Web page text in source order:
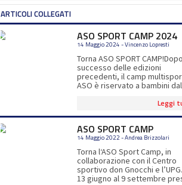
ARTICOLI COLLEGATI
ASO SPORT CAMP 2024
14 Maggio 2024 - Vincenzo Lopresti
Torna ASO SPORT
successo delle edizioni
precedenti, il camp
ASO è riservato a bambini
media.Oltre gli 8 sport
padel e ultimate ad
l'esperienza sportiva dei
iscritti!Per iscrizioni
www.asocernusco.itper info
asosportcamp@gmail.com
Leggi
ASO SPORT CAMP
14 Maggio 2022 - Andrea Brizzolari
Torna l‘ASO Sport Camp, in
collaborazione con il Centro
sportivo don Gnocchi e
13 giugno al 9 settembre